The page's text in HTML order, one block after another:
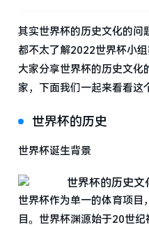
其实世界杯的历史文化的问
都不太了解2022世界杯小
大家分享世界杯的历史文化
家，下面我们一起来看看这
世界杯的历史
世界杯诞生背景
世界杯作为单一的体育项目
目。世界杯渊源始于20世